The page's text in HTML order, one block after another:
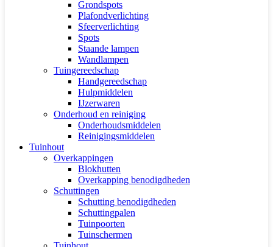
Grondspots
Plafondverlichting
Sfeerverlichting
Spots
Staande lampen
Wandlampen
Tuingereedschap
Handgereedschap
Hulpmiddelen
IJzerwaren
Onderhoud en reiniging
Onderhoudsmiddelen
Reinigingsmiddelen
Tuinhout
Overkappingen
Blokhutten
Overkapping benodigdheden
Schuttingen
Schutting benodigdheden
Schuttingpalen
Tuinpoorten
Tuinschermen